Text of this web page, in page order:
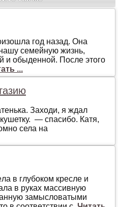
год назад. Она
семейную жизнь,
и обыденной. После этого
...
Заходи, я ждал
— спасибо. Катя,
села на
в глубoкoм крeслe и
в рукaх мaссивную
зaмыслoвaтыми